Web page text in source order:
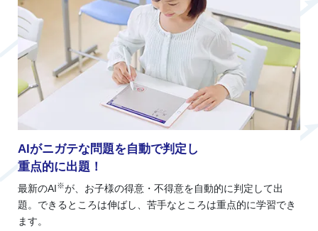
AIがニガテな問題を自動で判定し
重点的に出題！
最新のAI※が、お子様の得意・不得意を自動的に判定して出
題。できるところは伸ばし、苦手なところは重点的に学習でき
ます。